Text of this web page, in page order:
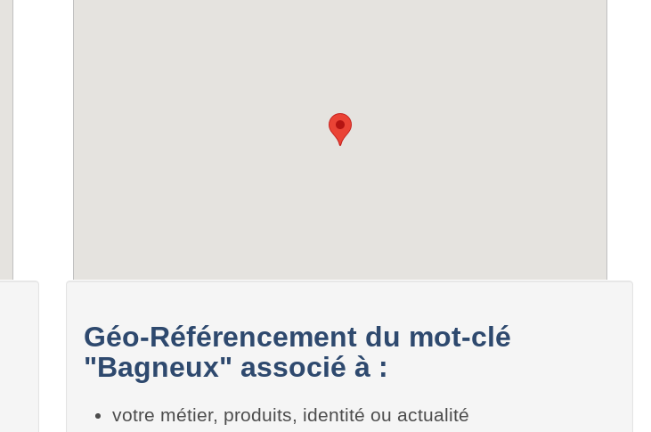
Géo-Référencement du mot-clé
"Bagneux" associé à :
votre métier, produits, identité ou actualité